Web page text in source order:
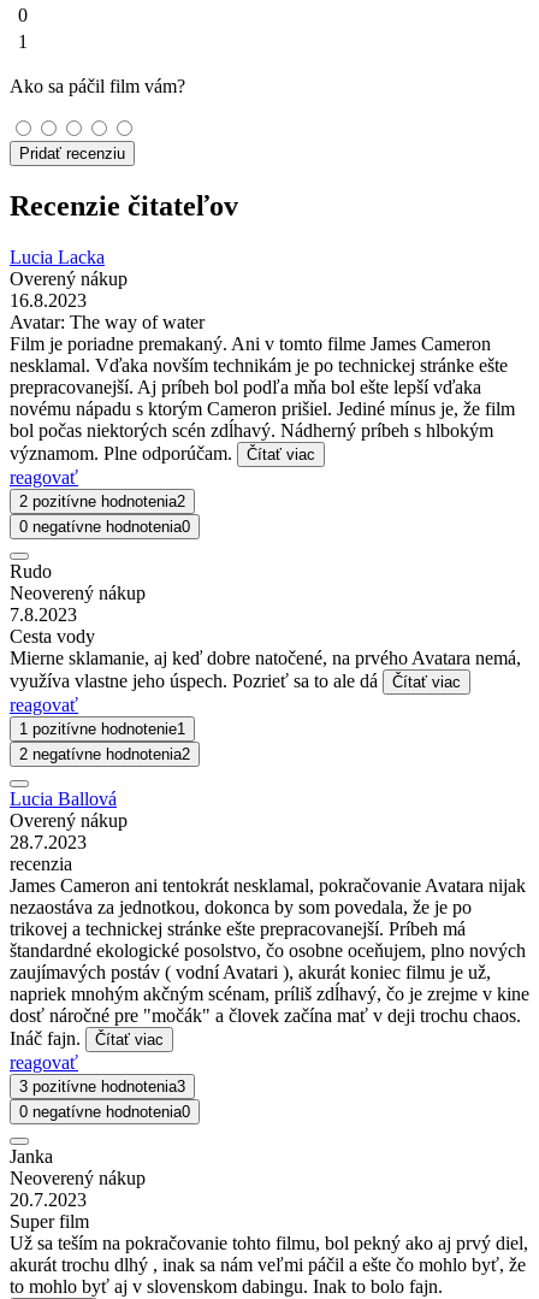
0
1
Ako sa páčil film vám?
Pridať recenziu
Recenzie čitateľov
Lucia Lacka
Overený nákup
16.8.2023
Avatar: The way of water
Film je poriadne premakaný. Ani v tomto filme James Cameron
nesklamal. Vďaka novším technikám je po technickej stránke ešte
prepracovanejší. Aj príbeh bol podľa mňa bol ešte lepší vďaka
novému nápadu s ktorým Cameron prišiel. Jediné mínus je, že film
bol počas niektorých scén zdĺhavý. Nádherný príbeh s hlbokým
významom. Plne odporúčam.
Čítať viac
reagovať
2 pozitívne hodnotenia2
0 negatívne hodnotenia0
Rudo
Neoverený nákup
7.8.2023
Cesta vody
Mierne sklamanie, aj keď dobre natočené, na prvého Avatara nemá,
využíva vlastne jeho úspech. Pozrieť sa to ale dá
Čítať viac
reagovať
1 pozitívne hodnotenie1
2 negatívne hodnotenia2
Lucia Ballová
Overený nákup
28.7.2023
recenzia
James Cameron ani tentokrát nesklamal, pokračovanie Avatara nijak
nezaostáva za jednotkou, dokonca by som povedala, že je po
trikovej a technickej stránke ešte prepracovanejší. Príbeh má
štandardné ekologické posolstvo, čo osobne oceňujem, plno nových
zaujímavých postáv ( vodní Avatari ), akurát koniec filmu je už,
napriek mnohým akčným scénam, príliš zdĺhavý, čo je zrejme v kine
dosť náročné pre "močák" a človek začína mať v deji trochu chaos.
Ináč fajn.
Čítať viac
reagovať
3 pozitívne hodnotenia3
0 negatívne hodnotenia0
Janka
Neoverený nákup
20.7.2023
Super film
Už sa teším na pokračovanie tohto filmu, bol pekný ako aj prvý diel,
akurát trochu dlhý , inak sa nám veľmi páčil a ešte čo mohlo byť, že
to mohlo byť aj v slovenskom dabingu. Inak to bolo fajn.